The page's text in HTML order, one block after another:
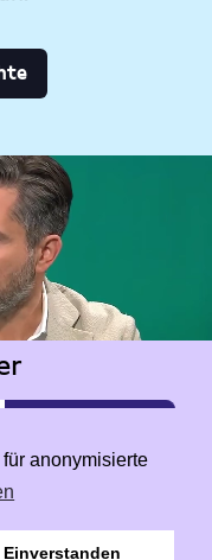
anonymisierte
Einverstanden